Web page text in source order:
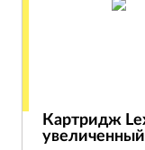
Картридж
увеличенный